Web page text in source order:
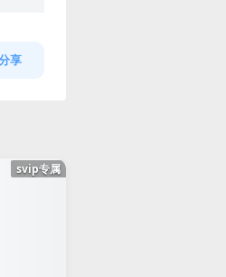
享
svip专属